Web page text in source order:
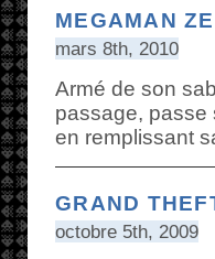
MEGAMAN
mars 8th, 2010
Armé de son
passage, passe
en remplissant
GRAND
octobre 5th, 2009